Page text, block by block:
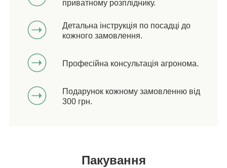
приватному розпліднику.
Детальна інструкція по посадці до
кожного замовлення.
Професійна консультація агронома.
Подарунок кожному замовленню від
300 грн.
Пакування